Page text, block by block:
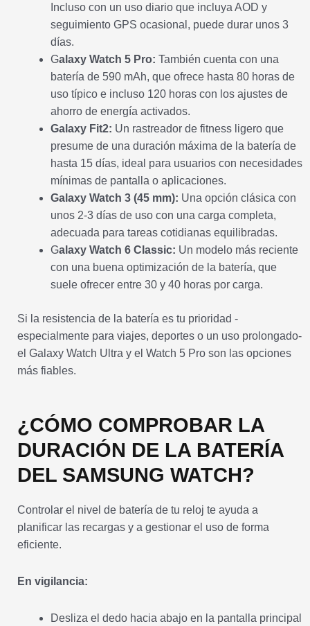
Incluso con un uso diario que incluya AOD y
seguimiento GPS ocasional, puede durar unos 3
días.
Galaxy Watch 5 Pro: También cuenta con una
batería de 590 mAh, que ofrece hasta 80 horas de
uso típico e incluso 120 horas con los ajustes de
ahorro de energía activados.
Galaxy Fit2: Un rastreador de fitness ligero que
presume de una duración máxima de la batería de
hasta 15 días, ideal para usuarios con necesidades
mínimas de pantalla o aplicaciones.
Galaxy Watch 3 (45 mm): Una opción clásica con
unos 2-3 días de uso con una carga completa,
adecuada para tareas cotidianas equilibradas.
Galaxy Watch 6 Classic: Un modelo más reciente
con una buena optimización de la batería, que
suele ofrecer entre 30 y 40 horas por carga.
Si la resistencia de la batería es tu prioridad -
especialmente para viajes, deportes o un uso prolongado-
el Galaxy Watch Ultra y el Watch 5 Pro son las opciones
más fiables.
¿CÓMO COMPROBAR LA
DURACIÓN DE LA BATERÍA
DEL SAMSUNG WATCH?
Controlar el nivel de batería de tu reloj te ayuda a
planificar las recargas y a gestionar el uso de forma
eficiente.
En vigilancia:
Desliza el dedo hacia abajo en la pantalla principal